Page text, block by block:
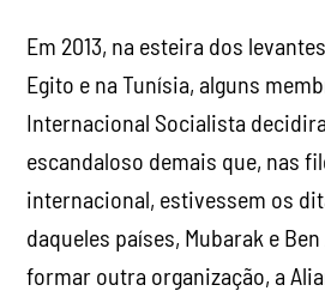
Em 2013, na esteira dos
Egito e na Tunísia, alguns
Internacional Socialista
escandaloso demais que, nas
internacional, estivessem os
daqueles países, Mubarak e
formar outra organização, a